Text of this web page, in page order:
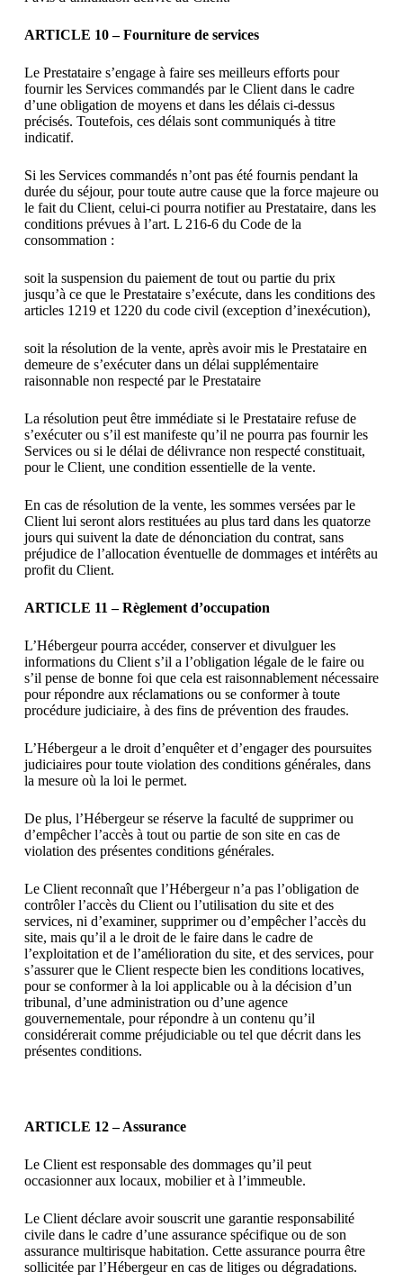
ARTICLE 10 – Fourniture de services
Le Prestataire s’engage à faire ses meilleurs efforts pour
fournir les Services commandés par le Client dans le cadre
d’une obligation de moyens et dans les délais ci-dessus
précisés. Toutefois, ces délais sont communiqués à titre
indicatif.
Si les Services commandés n’ont pas été fournis pendant la
durée du séjour, pour toute autre cause que la force majeure ou
le fait du Client, celui-ci pourra notifier au Prestataire, dans les
conditions prévues à l’art. L 216-6 du Code de la
consommation :
soit la suspension du paiement de tout ou partie du prix
jusqu’à ce que le Prestataire s’exécute, dans les conditions des
articles 1219 et 1220 du code civil (exception d’inexécution),
soit la résolution de la vente, après avoir mis le Prestataire en
demeure de s’exécuter dans un délai supplémentaire
raisonnable non respecté par le Prestataire
La résolution peut être immédiate si le Prestataire refuse de
s’exécuter ou s’il est manifeste qu’il ne pourra pas fournir les
Services ou si le délai de délivrance non respecté constituait,
pour le Client, une condition essentielle de la vente.
En cas de résolution de la vente, les sommes versées par le
Client lui seront alors restituées au plus tard dans les quatorze
jours qui suivent la date de dénonciation du contrat, sans
préjudice de l’allocation éventuelle de dommages et intérêts au
profit du Client.
ARTICLE 11 – Règlement d’occupation
L’Hébergeur pourra accéder, conserver et divulguer les
informations du Client s’il a l’obligation légale de le faire ou
s’il pense de bonne foi que cela est raisonnablement nécessaire
pour répondre aux réclamations ou se conformer à toute
procédure judiciaire, à des fins de prévention des fraudes.
L’Hébergeur a le droit d’enquêter et d’engager des poursuites
judiciaires pour toute violation des conditions générales, dans
la mesure où la loi le permet.
De plus, l’Hébergeur se réserve la faculté de supprimer ou
d’empêcher l’accès à tout ou partie de son site en cas de
violation des présentes conditions générales.
Le Client reconnaît que l’Hébergeur n’a pas l’obligation de
contrôler l’accès du Client ou l’utilisation du site et des
services, ni d’examiner, supprimer ou d’empêcher l’accès du
site, mais qu’il a le droit de le faire dans le cadre de
l’exploitation et de l’amélioration du site, et des services, pour
s’assurer que le Client respecte bien les conditions locatives,
pour se conformer à la loi applicable ou à la décision d’un
tribunal, d’une administration ou d’une agence
gouvernementale, pour répondre à un contenu qu’il
considérerait comme préjudiciable ou tel que décrit dans les
présentes conditions.
ARTICLE 12 – Assurance
Le Client est responsable des dommages qu’il peut
occasionner aux locaux, mobilier et à l’immeuble.
Le Client déclare avoir souscrit une garantie responsabilité
civile dans le cadre d’une assurance spécifique ou de son
assurance multirisque habitation. Cette assurance pourra être
sollicitée par l’Hébergeur en cas de litiges ou dégradations.